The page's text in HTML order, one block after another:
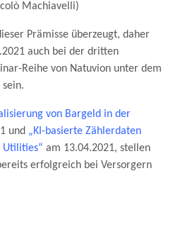
Machiavelli)
Prämisse überzeugt, daher
auch bei der dritten
Reihe von Natuvion unter dem
von Bargeld in der
und „KI-basierte Zählerdaten
Utilities“ am 13.04.2021, stellen
erfolgreich bei Versorgern